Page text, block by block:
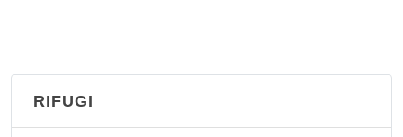
strada per San Genesio 2, Borgarello
RIFUGI